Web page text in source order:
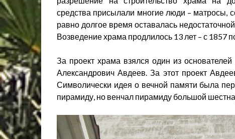
средства присылали многие люди – матросы,
равно долгое время оставалась
Возведение храма продлилось 13 лет – с 1857
За проект храма взялся один из
Александрович Авдеев. За этот проект
Символически идея о вечной памяти была
пирамиду, но венчал пирамиду большой